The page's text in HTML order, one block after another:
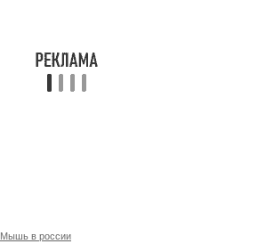
Мышь в россии